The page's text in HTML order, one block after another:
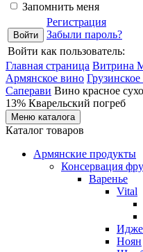
Запомнить меня
Регистрация
Забыли пароль?
Войти как пользователь:
Главная страница Витрина
Армянское вино
Саперави Вино красное
13% Кварельский погреб
Меню каталога
Каталог товаров
Армянские продукты
Консервация
Варенье
Vital
Ноян